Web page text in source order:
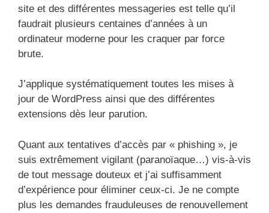
site et des différentes messageries est telle qu’il
faudrait plusieurs centaines d’années à un
ordinateur moderne pour les craquer par force
brute.
J’applique systématiquement toutes les mises à
jour de WordPress ainsi que des différentes
extensions dès leur parution.
Quant aux tentatives d’accès par « phishing », je
suis extrêmement vigilant (paranoïaque…) vis-à-vis
de tout message douteux et j’ai suffisamment
d’expérience pour éliminer ceux-ci. Je ne compte
plus les demandes frauduleuses de renouvellement